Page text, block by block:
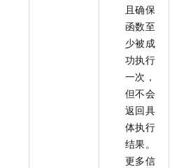
且确保
函数至
少被成
功执行
一次，
但不会
返回具
体执行
结果。
更多信